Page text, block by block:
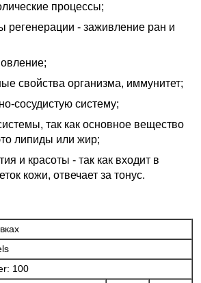
процессы;
регенерации - заживление ран и
свойства организма, иммунитет;
сосудистую систему;
так как основное вещество
липиды или жир;
и красоты - так как входит в
кожи, отвечает за тонус.
100